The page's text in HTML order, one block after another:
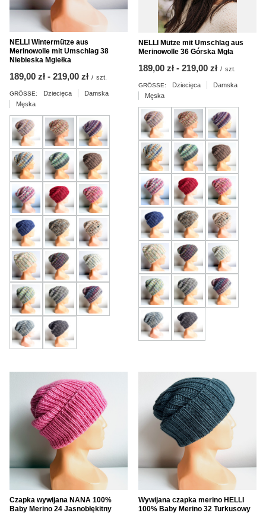
NELLI Wintermütze aus
Merinowolle mit Umschlag 38
Niebieska Mgiełka
ab
189,00 zł - bis
219,00 zł / szt.
GRÖSSE: Dziecięca
Damska
Męska
NELLI Mütze mit Umschlag aus
Merinowolle 36 Górska Mgła
ab
189,00 zł - bis
219,00 zł / szt.
GRÖSSE: Dziecięca
Damska
Męska
Czapka wywijana NANA 100%
Baby Merino 24 Jasnobłękitny
Wywijana czapka merino HELLI
100% Baby Merino 32 Turkusowy